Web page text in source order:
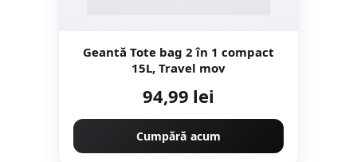
Geantă Tote bag 2 în 1 compact
15L, Travel mov
94,99 lei
Cumpără acum